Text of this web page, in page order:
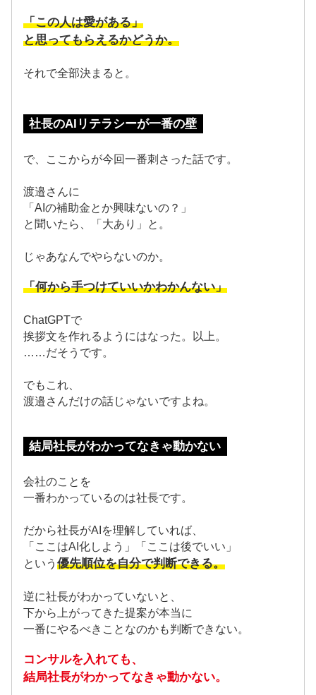
「この人は愛がある」
と思ってもらえるかどうか。
それで全部決まると。
社長のAIリテラシーが一番の壁
で、ここからが今回一番刺さった話です。
渡邉さんに
「AIの補助金とか興味ないの？」
と聞いたら、「大あり」と。
じゃあなんでやらないのか。
「何から手つけていいかわかんない」
ChatGPTで
挨拶文を作れるようにはなった。以上。
……だそうです。
でもこれ、
渡邉さんだけの話じゃないですよね。
結局社長がわかってなきゃ動かない
会社のことを
一番わかっているのは社長です。
だから社長がAIを理解していれば、
「ここはAI化しよう」「ここは後でいい」
という 優先順位を自分で判断できる。
逆に社長がわかっていないと、
下から上がってきた提案が本当に
一番にやるべきことなのかも判断できない。
コンサルを入れても、
結局社長がわかってなきゃ動かない。